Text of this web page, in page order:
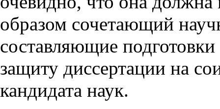
образом сочетающий
составляющие
защиту диссертации на
кандидата наук.